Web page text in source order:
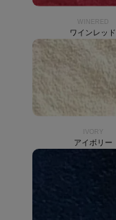
WINERED
ワインレッド
IVORY
アイボリー